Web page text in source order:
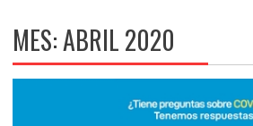
MES:ABRIL 2020